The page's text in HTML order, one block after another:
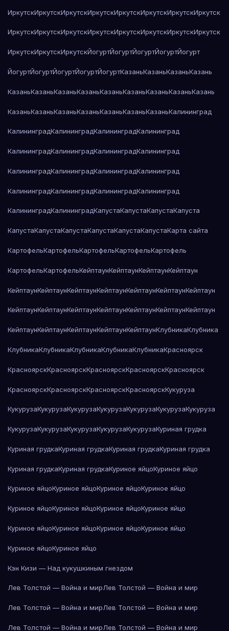
ИркутскИркутскИркутскИркутскИркутскИркутскИркутскИркутск
ИркутскИркутскИркутскИркутскИркутскИркутскИркутскИркутск
ИркутскИркутскИркутскЙогуртЙогуртЙогуртЙогуртЙогурт
ЙогуртЙогуртЙогуртЙогуртЙогуртКазаньКазаньКазаньКазань
КазаньКазаньКазаньКазаньКазаньКазаньКазаньКазаньКазань
КазаньКазаньКазаньКазаньКазаньКазаньКазаньКалининград
КалининградКалининградКалининградКалининград
КалининградКалининградКалининградКалининград
КалининградКалининградКалининградКалининград
КалининградКалининградКалининградКалининград
КалининградКалининградКапустаКапустаКапустаКапуста
КапустаКапустаКапустаКапустаКапустаКапустаКарта сайта
КартофельКартофельКартофельКартофельКартофель
КартофельКартофельКейптаунКейптаунКейптаунКейптаун
КейптаунКейптаунКейптаунКейптаунКейптаунКейптаунКейптаун
КейптаунКейптаунКейптаунКейптаунКейптаунКейптаунКейптаун
КейптаунКейптаунКейптаунКейптаунКейптаунКлубникаКлубника
КлубникаКлубникаКлубникаКлубникаКлубникаКрасноярск
КрасноярскКрасноярскКрасноярскКрасноярскКрасноярск
КрасноярскКрасноярскКрасноярскКрасноярскКукуруза
КукурузаКукурузаКукурузаКукурузаКукурузаКукурузаКукуруза
КукурузаКукурузаКукурузаКукурузаКукурузаКуриная грудка
Куриная грудкаКуриная грудкаКуриная грудкаКуриная грудка
Куриная грудкаКуриная грудкаКуриное яйцоКуриное яйцо
Куриное яйцоКуриное яйцоКуриное яйцоКуриное яйцо
Куриное яйцоКуриное яйцоКуриное яйцоКуриное яйцо
Куриное яйцоКуриное яйцоКуриное яйцоКуриное яйцо
Куриное яйцоКуриное яйцо
Кэн Кизи — Над кукушкиным гнездом
Лев Толстой — Война и мирЛев Толстой — Война и мир
Лев Толстой — Война и мирЛев Толстой — Война и мир
Лев Толстой — Война и мирЛев Толстой — Война и мир